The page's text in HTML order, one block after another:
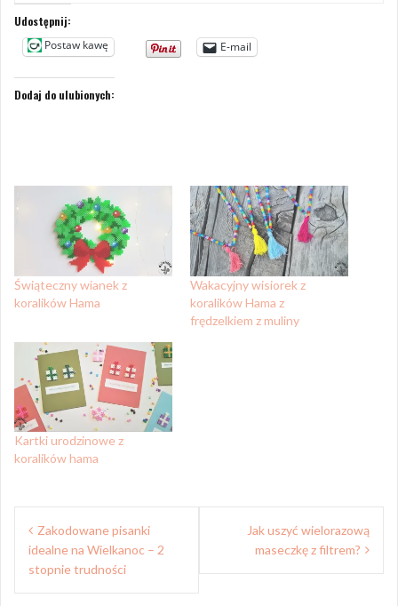
Udostępnij:
Postaw kawę
E-mail
Dodaj do ulubionych:
Świąteczny wianek z
koralików Hama
Wakacyjny wisiorek z
koralików Hama z
frędzelkiem z muliny
Kartki urodzinowe z
koralików hama
Nawigacja
wpisu
Zakodowane pisanki
idealne na Wielkanoc – 2
stopnie trudności
Jak uszyć wielorazową
maseczkę z filtrem?